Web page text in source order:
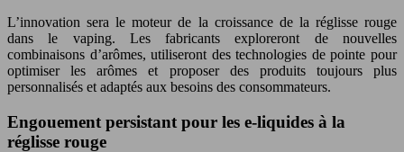
L’innovation sera le moteur de la croissance de la réglisse rouge
dans le vaping. Les fabricants exploreront de nouvelles
combinaisons d’arômes, utiliseront des technologies de pointe pour
optimiser les arômes et proposer des produits toujours plus
personnalisés et adaptés aux besoins des consommateurs.
Engouement persistant pour les e-liquides à la
réglisse rouge